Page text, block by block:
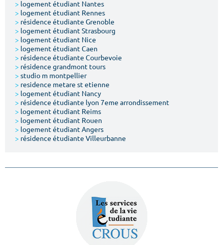
Votre date d'entrée
> logement étudiant Nantes
> logement étudiant Rennes
> résidence étudiante Grenoble
> logement étudiant Strasbourg
> logement étudiant Nice
> logement étudiant Caen
> résidence étudiante Courbevoie
> résidence grandmont tours
> studio m montpellier
> residence metare st etienne
> logement étudiant Nancy
> résidence étudiante lyon 7eme arrondissement
> logement étudiant Reims
> logement étudiant Rouen
> logement étudiant Angers
> résidence étudiante Villeurbanne